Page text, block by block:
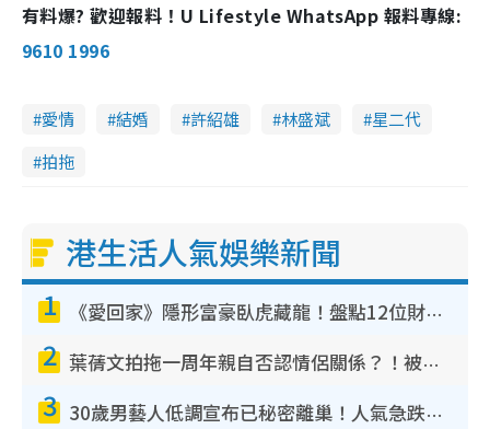
有料爆? 歡迎報料！U Lifestyle WhatsApp 報料專線:
9610 1996
愛情 結婚 許紹雄 林盛斌
星二代
拍拖
港生活人氣娛樂新聞
1 《愛回家》隱形富豪臥虎藏龍！盤點12位財氣逼人的有錢藝人：呢位靚女3億身家唔憂做
2 葉蒨文拍拖一周年親自否認情侶關係？！被質疑感情造假竟稱GM「普通同事」
3 30歲男藝人低調宣布已秘密離巢！人氣急跌變失蹤人口︰「這幾年過得並不容易」